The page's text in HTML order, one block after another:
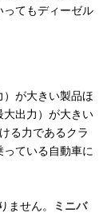
ってもディーゼル
が大きい製品ほ
大出力）が大きい
る力であるクラ
ている自動車に
ません。
ミニバ